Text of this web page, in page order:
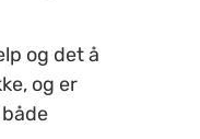
og det å
og er